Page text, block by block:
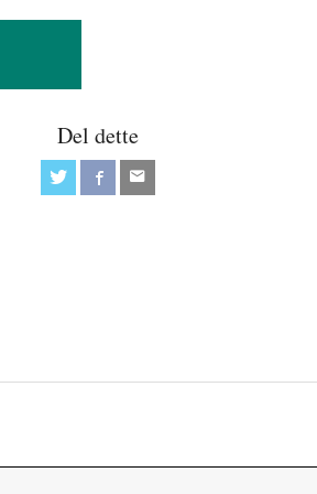
Del dette